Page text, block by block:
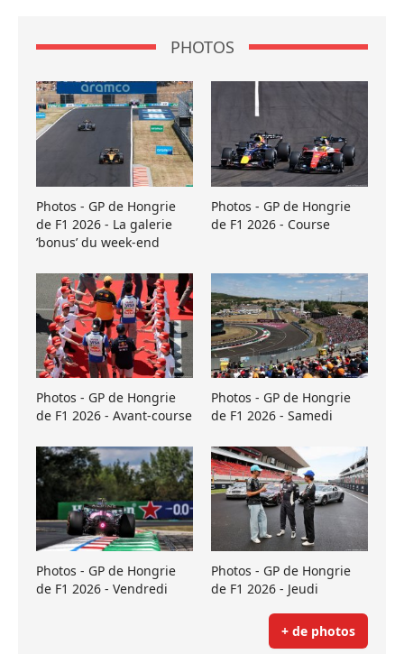
PHOTOS
Photos - GP de Hongrie
de F1 2026 - La galerie
’bonus’ du week-end
Photos - GP de Hongrie
de F1 2026 - Course
Photos - GP de Hongrie
de F1 2026 - Avant-course
Photos - GP de Hongrie
de F1 2026 - Samedi
Photos - GP de Hongrie
de F1 2026 - Vendredi
Photos - GP de Hongrie
de F1 2026 - Jeudi
+ de photos